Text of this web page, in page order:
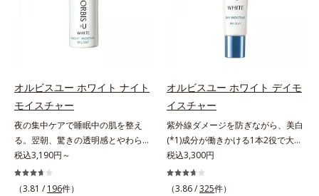
ーラ化成研究所調べ）
タイプ（普通肌～乾性肌）*1 γ－グ
ルタミン酸ポリペプチド、２－メタ
クリロイルオキシエチルホスホリル
コリン・メタクリル酸ブチル共重合
ミ・ソバカスを防ぐ*3 日本化粧品
業界で初めてメラニンの第三のルー
トに着目し、日本放射線影響学会第
53回大会で2010年10月に初めて発
表したこと*4 うるおいにより透明
感のある肌*5 うるおいによる*6 メ
ラノサイトまで*7 シミ・ソバカス
が肌表面にあらわれること*8 L-ア
透明感のなさなどの「面」での透明
感を阻害する原因を引き起こしてい
ることがわかりました。そこでオル
ビス ブライト シリーズは「メラニ
タミンC(*7)」を採用。肌奥(*6)まで
浸透し、シミやソバカスの原因とな
るメラニンの生成を食い止めます。
またオルビス独自成分の「ブライト
VCコンプレックス(*8)」が、透明感
を阻害する原因(*9)にアプローチし
ます。さらに肌表面のなめらかさや
みずみずしさをサポートするため
ローチして、澄みわたる美肌を目指
します。*1 年齢を重ねた肌*2 メラ
ニンが過剰に生成する状態*3 メラ
ニンの生成を抑え、シミ・ソバカス
オルビスユー ホワイト ナイト
モイスチャー
夜の集中ケアで睡眠中の肌を整え
る。翌朝、驚きの透明感とやわらか
さを感じて。若々しく透明感のある
美肌を構成する要素と、年齢肌(*1)
のメラニン生成にアプローチして、
税込3,190円～
（3.81 / 196件）
オルビスユー ホワイト デイモ
イスチャー
紫外線ダメージを防ぎながら、美白
(*1)成分が働きかける1本2役で大人
の肌を守りぬく。若々しく透明感の
ある美肌を構成する要素と、年齢肌
(*2)のメラニン生成にアプローチし
税込3,300円
（3.86 /325件）